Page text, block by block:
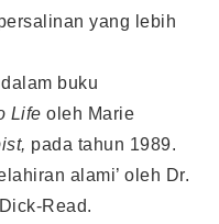
yang lebih
buku
Life oleh Marie
pada tahun 1989.
alami’ oleh Dr.
Read.